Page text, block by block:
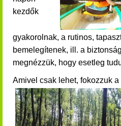
kezdők
gyakorolnak, a rutinos,
bemelegítenek, ill. a
megnézzük, hogy esetleg
Amivel csak lehet, fokozzuk a